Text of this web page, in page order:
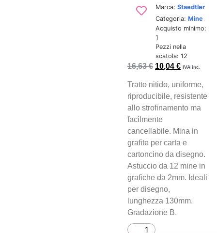
Marca: Staedtler
Categoria: Mine
Acquisto minimo:
1
Pezzi nella
scatola: 12
16,63€ 10,04€ IVA inc.
Tratto nitido, uniforme,
riproducibile, resistente
allo strofinamento ma
facilmente
cancellabile. Mina in
grafite per carta e
cartoncino da disegno.
Astuccio da 12 mine in
grafiche da 2mm. Ideali
per disegno,
lunghezza 130mm.
Gradazione B.